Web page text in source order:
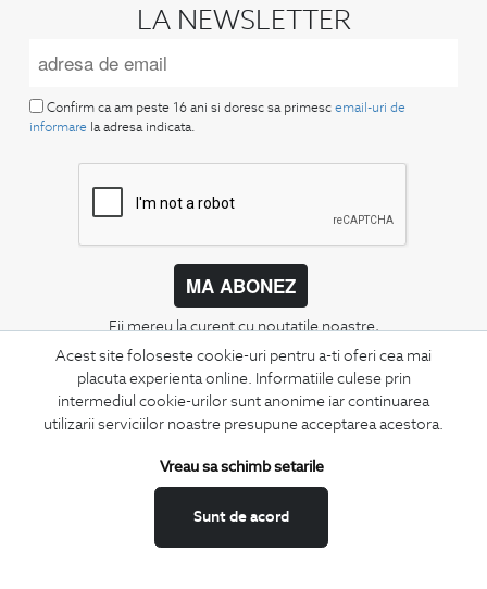
Acest site foloseste cookie-uri pentru a-ti oferi cea mai
placuta experienta online. Informatiile culese prin
intermediul cookie-urilor sunt anonime iar continuarea
utilizarii serviciilor noastre presupune acceptarea acestora.
Sunt de acord
Vreau sa schimb setarile
LA NEWSLETTER
Confirm ca am peste 16 ani si doresc sa primesc email-uri de
informare la adresa indicata.
MA ABONEZ
Fii mereu la curent cu noutatile noastre,
oferte speciale si trenduri in moda masculina.
CONCIERGE
Termeni si conditii
Schimburi si retur
Securitatea datelor
Feedback site
ANPC